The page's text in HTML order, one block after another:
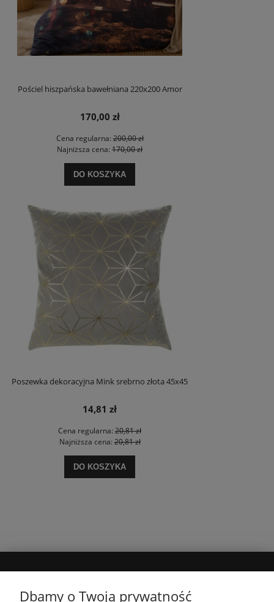
Pościel hiszpańska bawełniana 220x200 Amor
170,00 zł
Cena regularna:200,00 zł
Najniższa cena: 170,00 zł
DO KOSZYKA
Poszewka dekoracyjna Mink srebrno złota 45x45
14,81 zł
Cena regularna: 20,81 zł
Najniższa cena:20,81 zł
DO KOSZYKA
Dbamy o Twoją prywatność